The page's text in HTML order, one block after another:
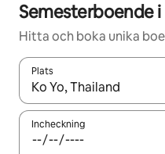
Semesterboende i
Hitta och boka unika
Plats
När resultaten är
Incheckning